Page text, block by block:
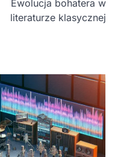
Ewolucja bohatera w
literaturze klasycznej